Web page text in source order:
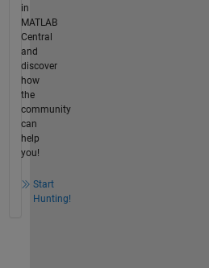
in
MATLAB
Central
and
discover
how
the
community
can
help
you!
Start
Hunting!